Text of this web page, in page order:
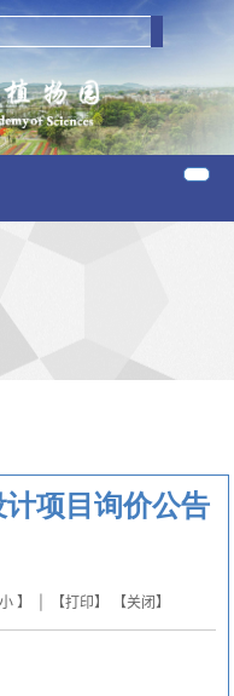
项目询价公告
小】 | 【打印】 【关闭】